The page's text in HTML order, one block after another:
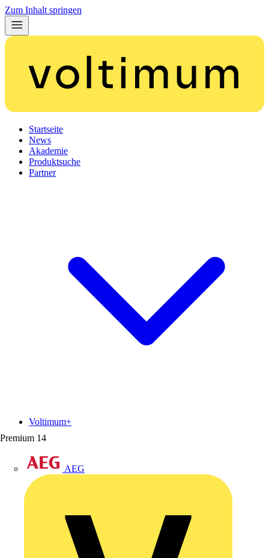
Zum Inhalt springen
Startseite
News
Akademie
Produktsuche
Partner
Premium 14
AEG
Voltimum+